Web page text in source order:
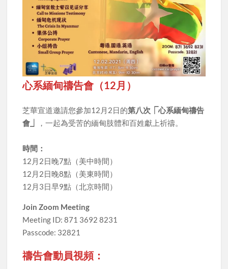
心系緬甸禱告會（12月）
芝華宣道邀請您參加12月2日的第八次⎾心系緬甸禱告
會⏌
，一起為受苦的緬甸肢體和百姓獻上祈禱。
時間：
12月2日晚7點（美中時間）
12月2日晚8點（美東時間）
12月3日早9點（北京時間）
Join Zoom Meeting
Meeting ID: 871 3692 8231
Passcode: 32821
禱告會動員視頻：